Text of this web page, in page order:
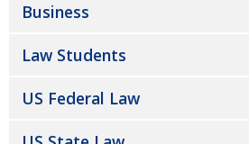
Business
Law Students
US Federal Law